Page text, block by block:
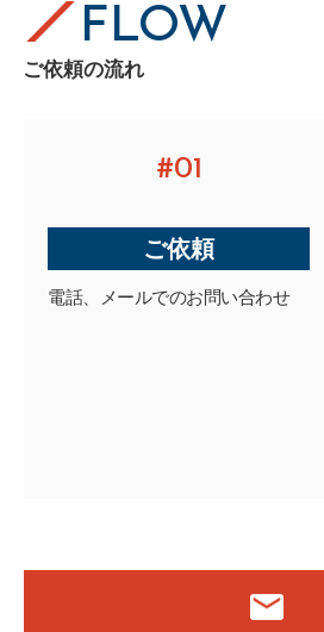
FLOW
ご依頼の流れ
#01
ご依頼
電話、メールでのお問い合わせ